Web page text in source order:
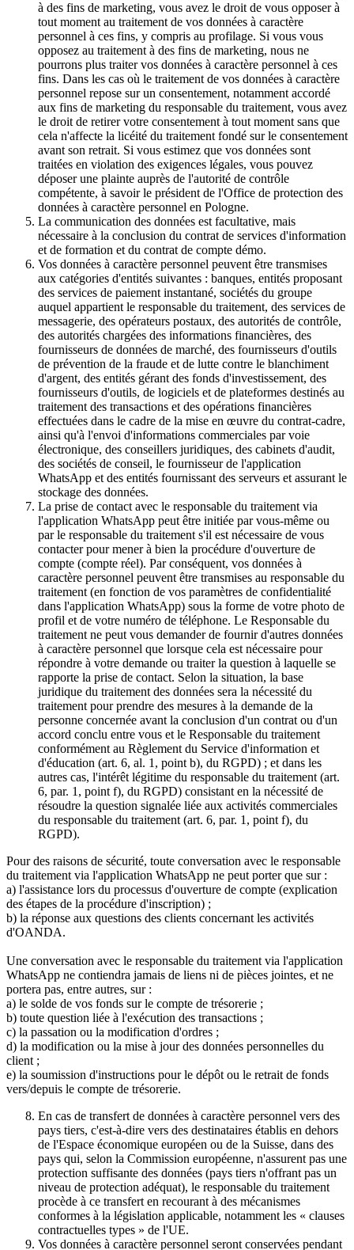
à des fins de marketing, vous avez le droit de vous opposer à
tout moment au traitement de vos données à caractère
personnel à ces fins, y compris au profilage. Si vous vous
opposez au traitement à des fins de marketing, nous ne
pourrons plus traiter vos données à caractère personnel à ces
fins. Dans les cas où le traitement de vos données à caractère
personnel repose sur un consentement, notamment accordé
aux fins de marketing du responsable du traitement, vous avez
le droit de retirer votre consentement à tout moment sans que
cela n'affecte la licéité du traitement fondé sur le consentement
avant son retrait. Si vous estimez que vos données sont
traitées en violation des exigences légales, vous pouvez
déposer une plainte auprès de l'autorité de contrôle
compétente, à savoir le président de l'Office de protection des
données à caractère personnel en Pologne.
La communication des données est facultative, mais
nécessaire à la conclusion du contrat de services d'information
et de formation et du contrat de compte démo.
Vos données à caractère personnel peuvent être transmises
aux catégories d'entités suivantes : banques, entités proposant
des services de paiement instantané, sociétés du groupe
auquel appartient le responsable du traitement, des services de
messagerie, des opérateurs postaux, des autorités de contrôle,
des autorités chargées des informations financières, des
fournisseurs de données de marché, des fournisseurs d'outils
de prévention de la fraude et de lutte contre le blanchiment
d'argent, des entités gérant des fonds d'investissement, des
fournisseurs d'outils, de logiciels et de plateformes destinés au
traitement des transactions et des opérations financières
effectuées dans le cadre de la mise en œuvre du contrat-cadre,
ainsi qu'à l'envoi d'informations commerciales par voie
électronique, des conseillers juridiques, des cabinets d'audit,
des sociétés de conseil, le fournisseur de l'application
WhatsApp et des entités fournissant des serveurs et assurant le
stockage des données.
La prise de contact avec le responsable du traitement via
l'application WhatsApp peut être initiée par vous-même ou
par le responsable du traitement s'il est nécessaire de vous
contacter pour mener à bien la procédure d'ouverture de
compte (compte réel). Par conséquent, vos données à
caractère personnel peuvent être transmises au responsable du
traitement (en fonction de vos paramètres de confidentialité
dans l'application WhatsApp) sous la forme de votre photo de
profil et de votre numéro de téléphone. Le Responsable du
traitement ne peut vous demander de fournir d'autres données
à caractère personnel que lorsque cela est nécessaire pour
répondre à votre demande ou traiter la question à laquelle se
rapporte la prise de contact. Selon la situation, la base
juridique du traitement des données sera la nécessité du
traitement pour prendre des mesures à la demande de la
personne concernée avant la conclusion d'un contrat ou d'un
accord conclu entre vous et le Responsable du traitement
conformément au Règlement du Service d'information et
d'éducation (art. 6, al. 1, point b), du RGPD) ; et dans les
autres cas, l'intérêt légitime du responsable du traitement (art.
6, par. 1, point f), du RGPD) consistant en la nécessité de
résoudre la question signalée liée aux activités commerciales
du responsable du traitement (art. 6, par. 1, point f), du
RGPD).
Pour des raisons de sécurité, toute conversation avec le responsable
du traitement via l'application WhatsApp ne peut porter que sur :
a) l'assistance lors du processus d'ouverture de compte (explication
des étapes de la procédure d'inscription) ;
b) la réponse aux questions des clients concernant les activités
d'OANDA.
Une conversation avec le responsable du traitement via l'application
WhatsApp ne contiendra jamais de liens ni de pièces jointes, et ne
portera pas, entre autres, sur :
a) le solde de vos fonds sur le compte de trésorerie ;
b) toute question liée à l'exécution des transactions ;
c) la passation ou la modification d'ordres ;
d) la modification ou la mise à jour des données personnelles du
client ;
e) la soumission d'instructions pour le dépôt ou le retrait de fonds
vers/depuis le compte de trésorerie.
En cas de transfert de données à caractère personnel vers des
pays tiers, c'est-à-dire vers des destinataires établis en dehors
de l'Espace économique européen ou de la Suisse, dans des
pays qui, selon la Commission européenne, n'assurent pas une
protection suffisante des données (pays tiers n'offrant pas un
niveau de protection adéquat), le responsable du traitement
procède à ce transfert en recourant à des mécanismes
conformes à la législation applicable, notamment les « clauses
contractuelles types » de l'UE.
Vos données à caractère personnel seront conservées pendant